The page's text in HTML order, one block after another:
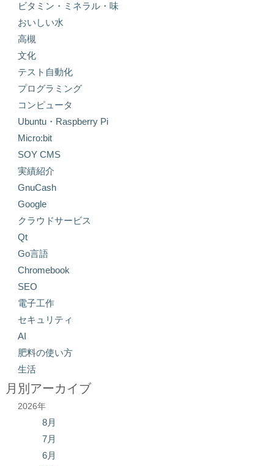
ビタミン・ミネラル・味
おいしい水
高槻
文化
テスト自動化
プログラミング
コンピュータ
Ubuntu・Raspberry Pi
Micro:bit
SOY CMS
実績紹介
GnuCash
Google
クラウドサービス
Qt
Go言語
Chromebook
SEO
電子工作
セキュリティ
AI
肥料の使い方
生活
月別アーカイブ
2026年
8月
7月
6月